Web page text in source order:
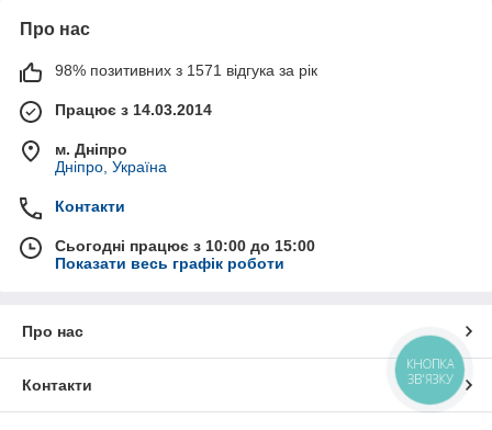
Про нас
98% позитивних з 1571 відгука за рік
Працює з 14.03.2014
м. Дніпро
Дніпро, Україна
Контакти
Сьогодні працює з 10:00 до 15:00
Показати весь графік роботи
Про нас
Контакти
КНОПКА
ЗВ'ЯЗКУ